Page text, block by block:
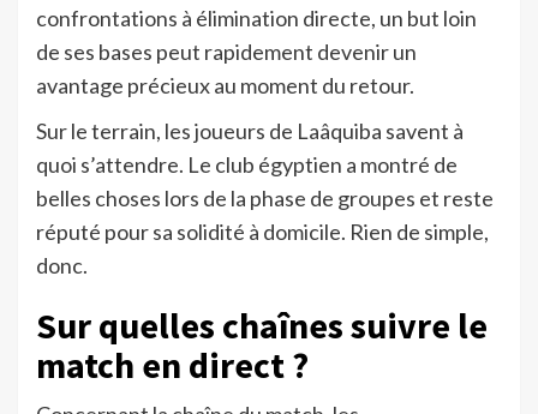
confrontations à élimination directe, un but loin
de ses bases peut rapidement devenir un
avantage précieux au moment du retour.
Sur le terrain, les joueurs de Laâquiba savent à
quoi s’attendre. Le club égyptien a montré de
belles choses lors de la phase de groupes et reste
réputé pour sa solidité à domicile. Rien de simple,
donc.
Sur quelles chaînes suivre le
match en direct ?